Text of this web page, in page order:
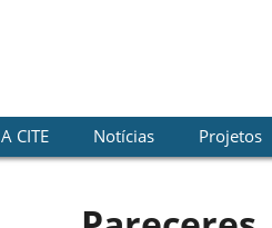
A CITE Notícias Projetos